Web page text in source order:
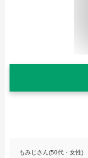
もみじさん(50代・女性)